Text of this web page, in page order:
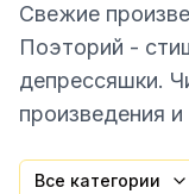
Свежие
Поэторий -
депрессяшки.
произведения
Все категории